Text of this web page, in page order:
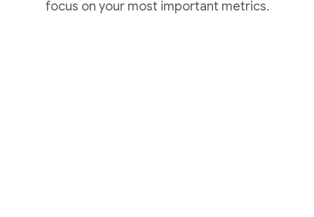
focus on your most important metrics.